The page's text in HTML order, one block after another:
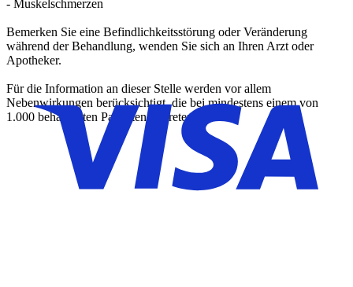
- Muskelschmerzen
Bemerken Sie eine Befindlichkeitsstörung oder Veränderung
während der Behandlung, wenden Sie sich an Ihren Arzt oder
Apotheker.
Für die Information an dieser Stelle werden vor allem
Nebenwirkungen berücksichtigt, die bei mindestens einem von
1.000 behandelten Patienten auftreten.